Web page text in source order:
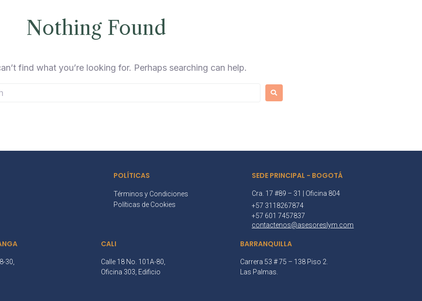
Nothing Found
find what you’re looking for. Perhaps searching can help.
POLÍTICAS
Términos y Condiciones
Políticas de Cookies
SEDE PRINCIPAL - BOGOTÁ
Cra. 17 #89 – 31 | Oficina 804
+57 3118267874
+57 601 7457837
contactenos@asesoreslym.com
30,
CALI
Calle 18 No. 101A-80,
Oficina 303, Edificio
BARRANQUILLA
Carrera 53 # 75 – 138 Piso 2.
Las Palmas.